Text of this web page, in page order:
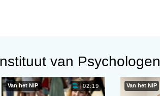
van Psychologen
Van het NIP 02:19 Van het NIP